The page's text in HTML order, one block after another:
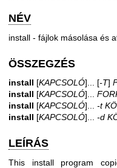
NÉV
install - fájlok másolása és
ÖSSZEGZÉS
install [KAPCSOLÓ]... [-T]
install [KAPCSOLÓ]...
install [KAPCSOLÓ]... -t
install [KAPCSOLÓ]... -d
LEÍRÁS
This install program